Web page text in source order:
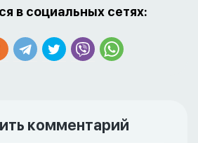
в социальных сетях:
комментарий